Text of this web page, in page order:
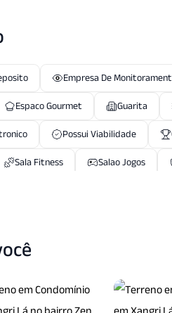
Empresa De
Espaco Gourmet Guarita
Possui Viabilidade
Sala Fitness Salao Jogos